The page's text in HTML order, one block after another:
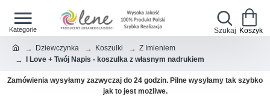
Dziewczynka Koszulki
Z Imieniem
I Love + Twój Napis - koszulka z własnym nadrukiem
Zamówienia wysyłamy zazwyczaj do 24 godzin. Pilne wysyłamy tak szybko
jak to jest możliwe.